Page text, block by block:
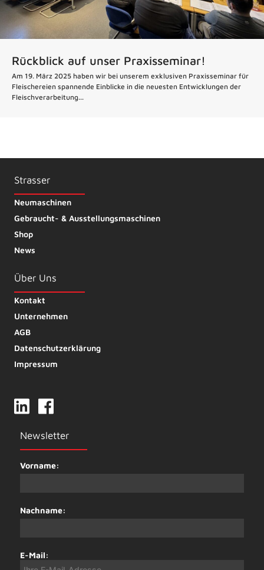
Rückblick auf unser Praxisseminar!
Am 19. März 2025 haben wir bei unserem exklusiven Praxisseminar für
Fleischereien spannende Einblicke in die neuesten Entwicklungen der
Fleischverarbeitung...
Strasser
Neumaschinen
Gebraucht- & Ausstellungsmaschinen
Shop
News
Über Uns
Kontakt
Unternehmen
AGB
Datenschutzerklärung
Impressum
Newsletter
Vorname:
Nachname:
E-Mail: